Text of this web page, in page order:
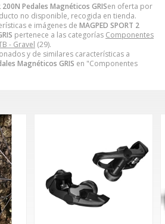
200N Pedales Magnéticos GRISen oferta por
no disponible, recogida en tienda.
e imágenes de MAGPED SPORT 2
pertenece a las categorías Componentes
- Gravel (29).
y de similares características a
Magnéticos GRIS en "Componentes